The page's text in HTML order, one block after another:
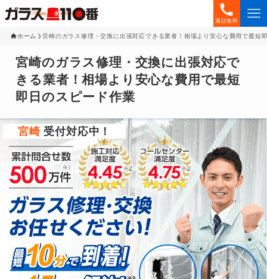
通話無料
ホーム 宮崎のガラス修理・交換に出張対応できる業者！相場より安心な費用で最短
宮崎のガラス修理・交換に出張対応で
きる業者！相場より安心な費用で最短
即日のスピード作業
宮崎受付対応中！